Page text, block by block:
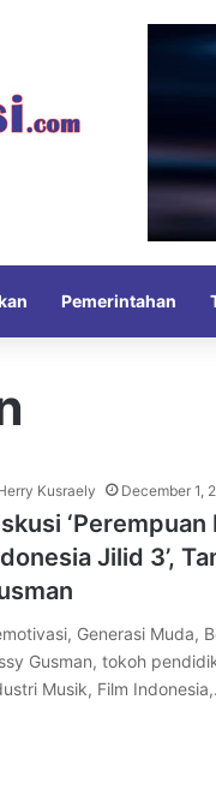
Pemerintahan
Kusraely December 1,
Jilid 3’,
Generasi Muda,
Gusman, tokoh
Musik, Film